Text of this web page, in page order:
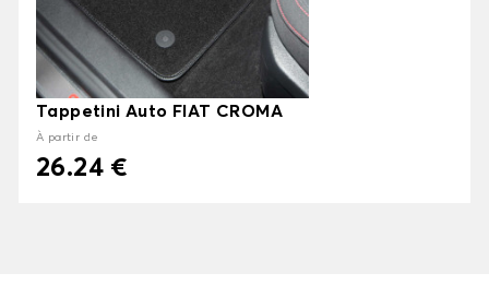
Tappetini Auto FIAT CROMA
À partir de
26.24 €